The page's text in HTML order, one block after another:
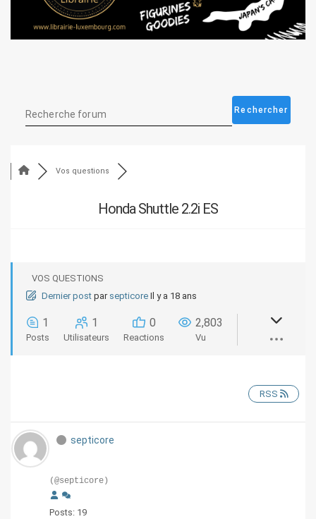
Vos questions
Honda Shuttle 2.2i ES
VOS QUESTIONS
Dernier post par septicore Il y a 18 ans
1
Posts
1
Utilisateurs
0
Reactions
2,803
Vu
RSS
septicore
(@septicore)
Posts: 19